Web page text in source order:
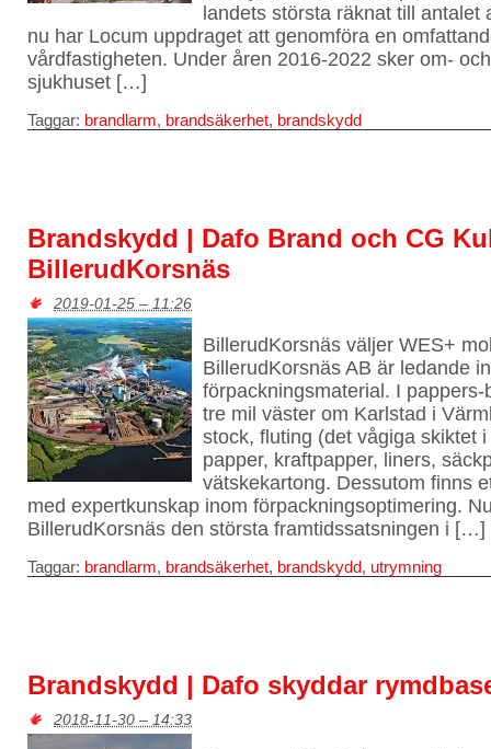
landets största räknat till antalet
nu har Locum uppdraget att genomföra en
vårdfastigheten. Under åren 2016-2022 sker om-
sjukhuset […]
Taggar: brandlarm, brandsäkerhet, brandskydd
Brandskydd | Dafo Brand och CG
BillerudKorsnäs
2019-01-25 – 11:26
BillerudKorsnäs väljer WES+
BillerudKorsnäs AB är ledande
förpackningsmaterial. I
tre mil väster om Karlstad i
stock, fluting (det vågiga skiktet
papper, kraftpapper, liners,
vätskekartong. Dessutom finns
med expertkunskap inom förpackningsoptimering.
BillerudKorsnäs den största framtidssatsningen i […]
Taggar: brandlarm, brandsäkerhet, brandskydd, utrymning
Brandskydd | Dafo skyddar
2018-11-30 – 14:33